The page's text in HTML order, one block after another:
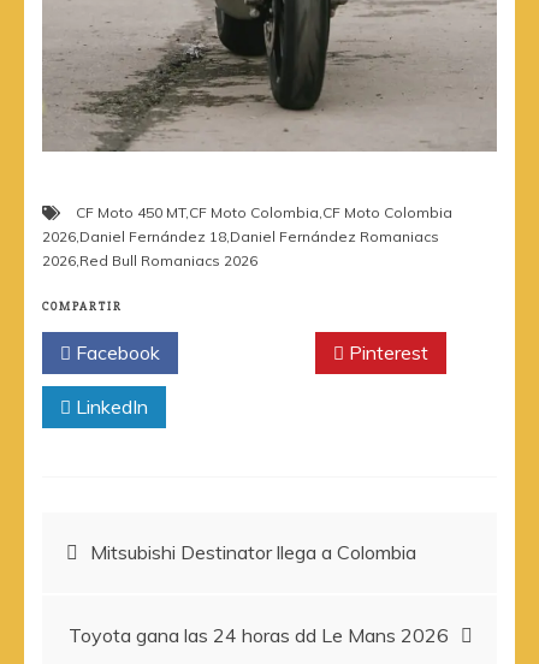
CF Moto 450 MT,CF Moto Colombia,CF Moto Colombia
2026,Daniel Fernández 18,Daniel Fernández Romaniacs
2026,Red Bull Romaniacs 2026
COMPARTIR
Facebook Pinterest
LinkedIn
Navegación
Mitsubishi Destinator llega a Colombia
Toyota gana las 24 horas dd Le Mans 2026